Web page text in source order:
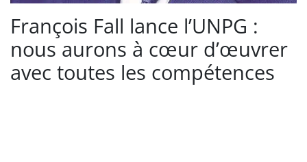
François Fall lance l’UNPG :
nous aurons à cœur d’œuvrer
avec toutes les compétences